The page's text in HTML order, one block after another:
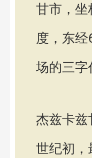
甘市，坐
度，东
场的三字
杰兹卡兹
世纪初，